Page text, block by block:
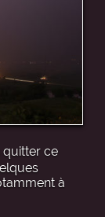
quitter ce
à